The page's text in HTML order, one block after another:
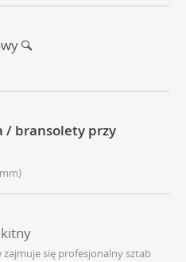
/ bransolety przy
się profesjonalny sztab